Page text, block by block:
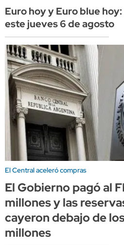
Euro hoy y Euro blue
este jueves 6 de agosto
El Central aceleró compras
El Gobierno pagó al
millones y las
cayeron debajo de
millones